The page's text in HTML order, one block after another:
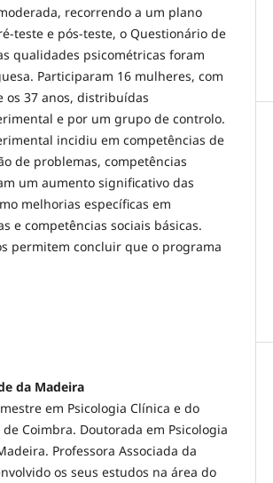
recorrendo a um plano
teste e pós-teste, o Questionário de
qualidades psicométricas foram
Participaram 16 mulheres, com
os 37 anos, distribuídas
e por um grupo de controlo.
incidiu em competências de
de problemas, competências
um aumento significativo das
melhorias específicas em
e competências sociais básicas.
permitem concluir que o programa
da Madeira
em Psicologia Clínica e do
Coimbra. Doutorada em Psicologia
Professora Associada da
os seus estudos na área do